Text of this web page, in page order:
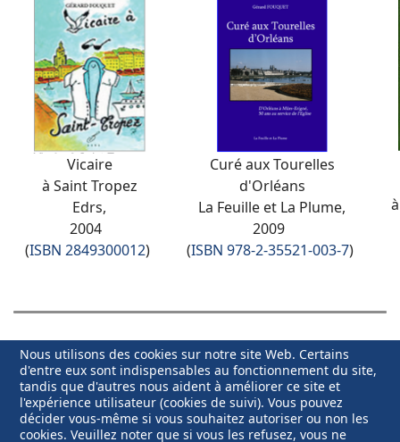
Vicaire
à Saint Tropez
Edrs,
2004
(ISBN 2849300012)
Curé aux Tourelles
d'Orléans
La Feuille et La Plume,
2009
(ISBN 978-2-35521-003-7)
Nous utilisons des cookies sur notre site Web. Certains
d'entre eux sont indispensables au fonctionnement du site,
tandis que d'autres nous aident à améliorer ce site et
l'expérience utilisateur (cookies de suivi). Vous pouvez
décider vous-même si vous souhaitez autoriser ou non les
cookies. Veuillez noter que si vous les refusez, vous ne